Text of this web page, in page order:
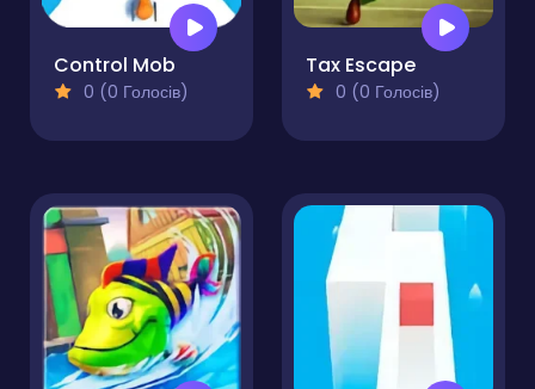
Control Mob
0 (0 Голосів)
Tax Escape
0 (0 Голосів)